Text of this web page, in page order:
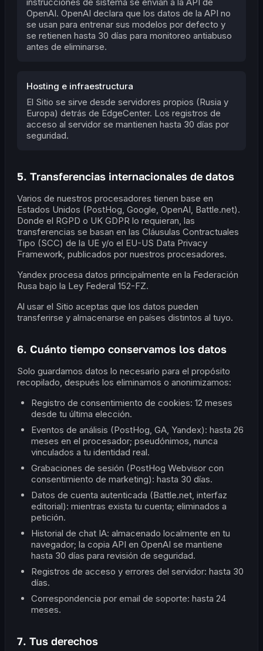
OpenAI. OpenAI declara que los datos de la API no
se usan para entrenar sus modelos por defecto y
se retienen hasta 30 días para monitoreo antiabuso
antes de eliminarse.
Hosting e infraestructura
El Sitio se sirve desde servidores propios (Rusia y
Europa) detrás de EdgeCenter. Los registros de
acceso al servidor se mantienen hasta 30 días por
seguridad.
5. Transferencias internacionales de datos
Varios de nuestros procesadores tienen base en
Estados Unidos (PostHog, Google, OpenAI, Battle.net).
Donde el RGPD o UK GDPR lo requieran, las
transferencias se basan en las Cláusulas Contractuales
Tipo (SCC) de la UE y/o el EU-US Data Privacy
Framework, publicados por nuestros procesadores.
Yandex procesa datos principalmente en la Federación
Rusa bajo la Ley Federal 152-FZ.
Al usar el Sitio aceptas que los datos pueden
transferirse y almacenarse en países distintos al tuyo.
6. Cuánto tiempo conservamos los datos
Solo guardamos datos lo necesario para el propósito
recopilado, después los eliminamos o anonimizamos:
Registro de consentimiento de cookies: 12 meses
desde tu última elección.
Eventos de análisis (PostHog, GA, Yandex): hasta 26
meses en el procesador; pseudónimos, nunca
vinculados a tu identidad real.
Grabaciones de sesión (PostHog Webvisor con
consentimiento de marketing): hasta 30 días.
Datos de cuenta autenticada (Battle.net, interfaz
editorial): mientras exista tu cuenta; eliminados a
petición.
Historial de chat IA: almacenado localmente en tu
navegador; la copia API en OpenAI se mantiene
hasta 30 días para revisión de seguridad.
Registros de acceso y errores del servidor: hasta 30
días.
Correspondencia por email de soporte: hasta 24
meses.
7. Tus derechos